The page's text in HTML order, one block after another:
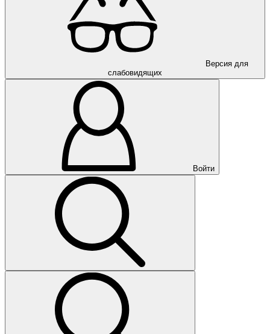
Версия для
слабовидящих
Войти